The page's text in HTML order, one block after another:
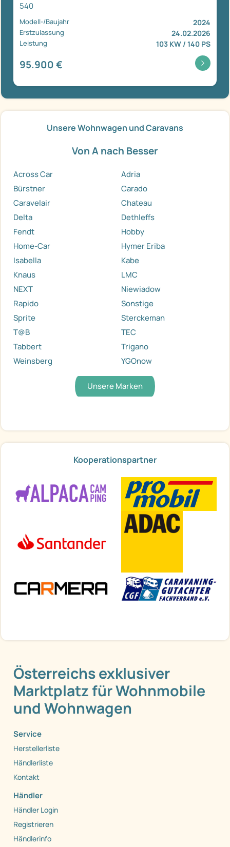
540
Modell-/Baujahr 2024
Erstzulassung 24.02.2026
Leistung 103 KW / 140 PS
95.900 €
Unsere Wohnwagen und Caravans
Von A nach Besser
Across Car
Adria
Bürstner
Carado
Caravelair
Chateau
Delta
Dethleffs
Fendt
Hobby
Home-Car
Hymer Eriba
Isabella
Kabe
Knaus
LMC
NEXT
Niewiadow
Rapido
Sonstige
Sprite
Sterckeman
T@B
TEC
Tabbert
Trigano
Weinsberg
YGOnow
Unsere Marken
Kooperationspartner
Österreichs exklusiver
Marktplatz für Wohnmobile
und Wohnwagen
Service
Herstellerliste
Händlerliste
Kontakt
Händler
Händler Login
Registrieren
Händlerinfo